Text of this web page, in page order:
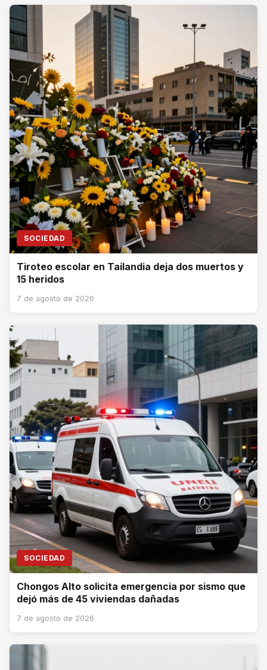
SOCIEDAD
Tiroteo escolar en Tailandia deja dos muertos y
15 heridos
7 de agosto de 2026
SOCIEDAD
Chongos Alto solicita emergencia por sismo que
dejó más de 45 viviendas dañadas
7 de agosto de 2026